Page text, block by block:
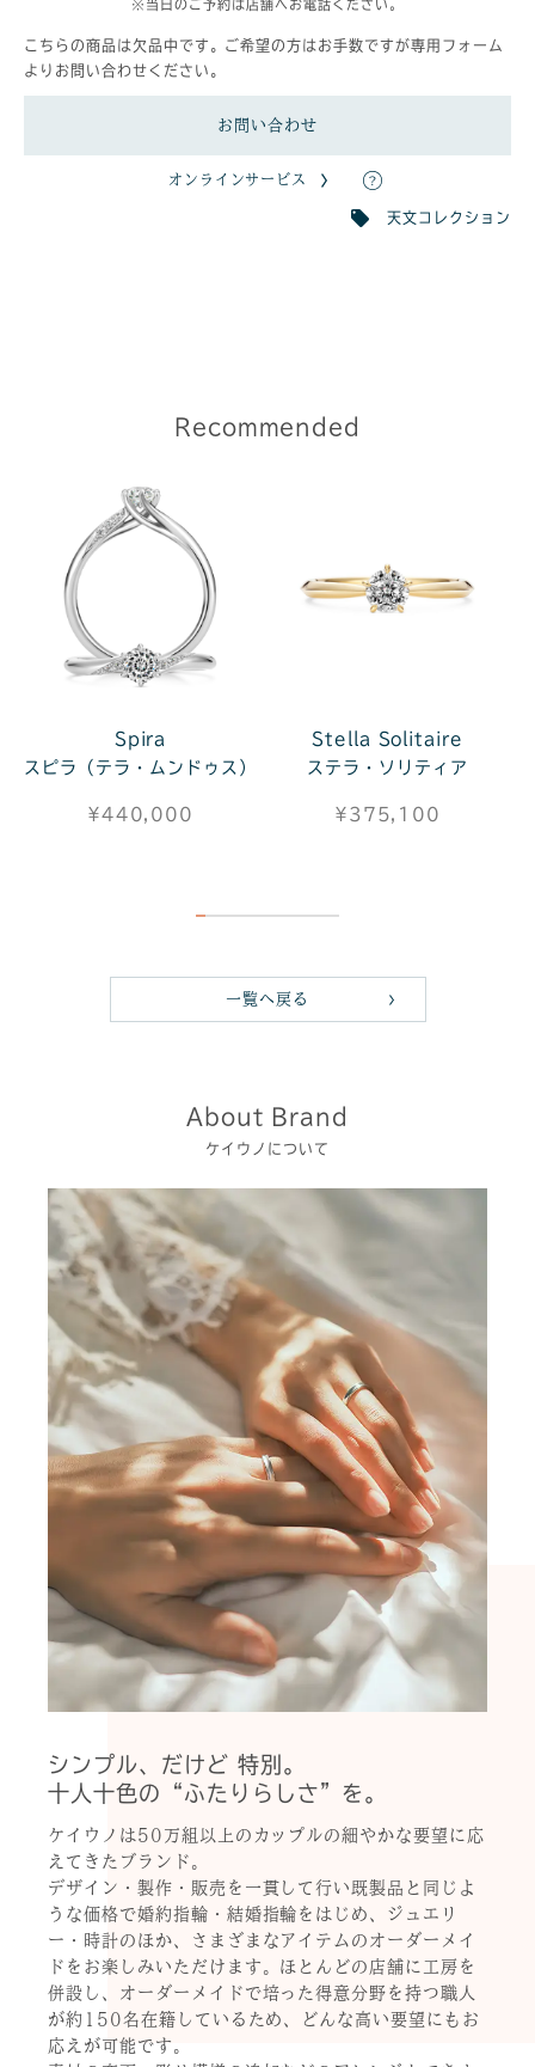
※当日のご予約は店舗へお電話ください。
こちらの商品は欠品中です。ご希望の方はお手数ですが専用フォーム
よりお問い合わせください。
お問い合わせ
オンラインサービス
天文コレクション
Recommended
Spira
スピラ（テラ・ムンドゥス）
¥440,000
Stella Solitaire
ステラ・ソリティア
¥375,100
一覧へ戻る
About Brand
ケイウノについて
シンプル、だけど 特別。
十人十色の“ふたりらしさ”を。
ケイウノは50万組以上のカップルの細やかな要望に応
えてきたブランド。
デザイン・製作・販売を一貫して行い既製品と同じよ
うな価格で婚約指輪・結婚指輪をはじめ、ジュエリ
ー・時計のほか、さまざまなアイテムのオーダーメイ
ドをお楽しみいただけます。ほとんどの店舗に工房を
併設し、オーダーメイドで培った得意分野を持つ職人
が約150名在籍しているため、どんな高い要望にもお
応えが可能です。